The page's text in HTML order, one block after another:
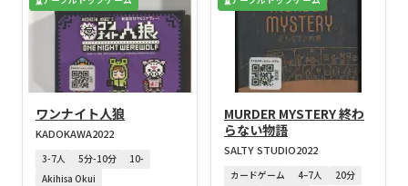
ワンナイト人狼
KADOKAWA2022
3-7人 5分-10分
10-
Akihisa Okui
MURDER MYSTERY 終わ
らない物語
SALTY STUDIO2022
カードゲーム 4–7人
20分